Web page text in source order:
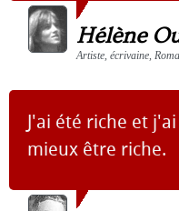
Hélène
Artiste, écrivaine,
J'ai été riche et
mieux être riche.